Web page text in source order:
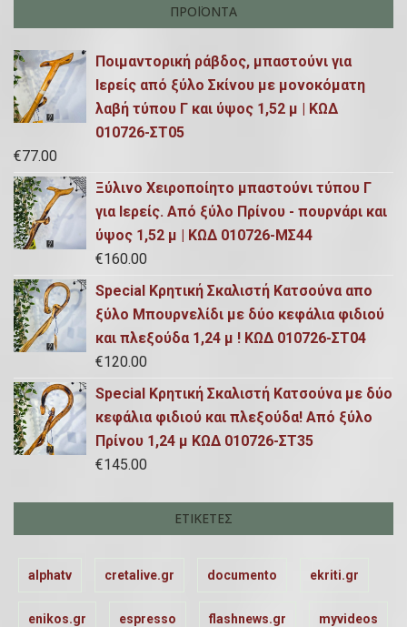
ΠΡΟΪΌΝΤΑ
Ποιμαντορική ράβδος, μπαστούνι για
Ιερείς από ξύλο Σκίνου με μονοκόματη
λαβή τύπου Γ και ύψος 1,52 μ | ΚΩΔ
010726-ΣΤ05
€77.00
Ξύλινο Χειροποίητο μπαστούνι τύπου Γ
για Ιερείς. Από ξύλο Πρίνου - πουρνάρι και
ύψος 1,52 μ | ΚΩΔ 010726-ΜΣ44
€160.00
Special Κρητική Σκαλιστή Κατσούνα απο
ξύλο Μπουρνελίδι με δύο κεφάλια φιδιού
και πλεξούδα 1,24 μ ! ΚΩΔ 010726-ΣΤ04
€120.00
Special Κρητική Σκαλιστή Κατσούνα με δύο
κεφάλια φιδιού και πλεξούδα! Από ξύλο
Πρίνου 1,24 μ ΚΩΔ 010726-ΣΤ35
€145.00
ΕΤΙΚΈΤΕΣ
alphatv cretalive.gr documento ekriti.gr
enikos.gr espresso flashnews.gr myvideos